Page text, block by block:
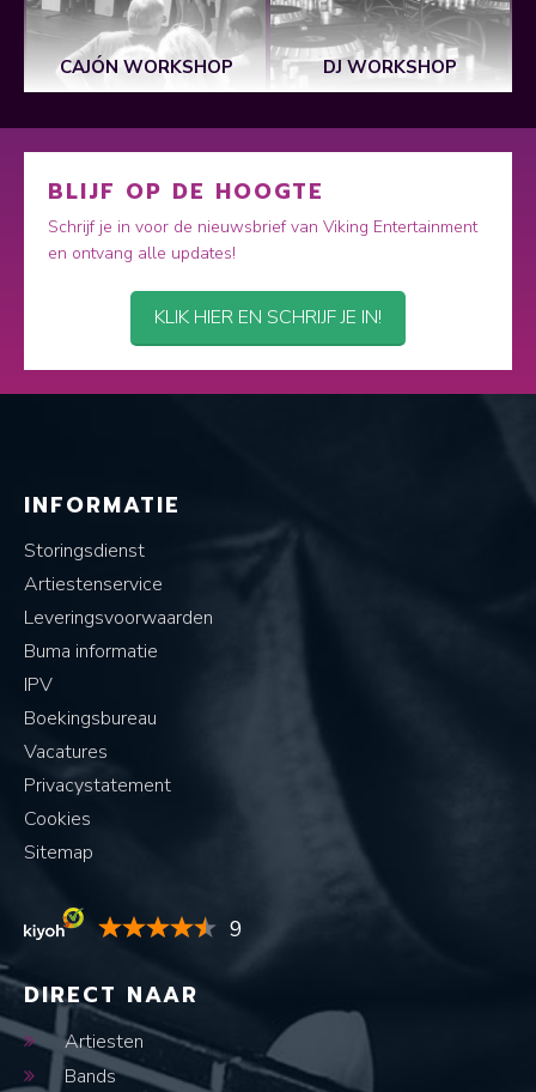
CAJÓN WORKSHOP DJ WORKSHOP
BLIJF OP DE HOOGTE
Schrijf je in voor de nieuwsbrief van Viking Entertainment
en ontvang alle updates!
KLIK HIER EN SCHRIJF JE IN!
INFORMATIE
Storingsdienst
Artiestenservice
Leveringsvoorwaarden
Buma informatie
IPV
Boekingsbureau
Vacatures
Privacystatement
Cookies
Sitemap
9
DIRECT NAAR
Artiesten
Bands